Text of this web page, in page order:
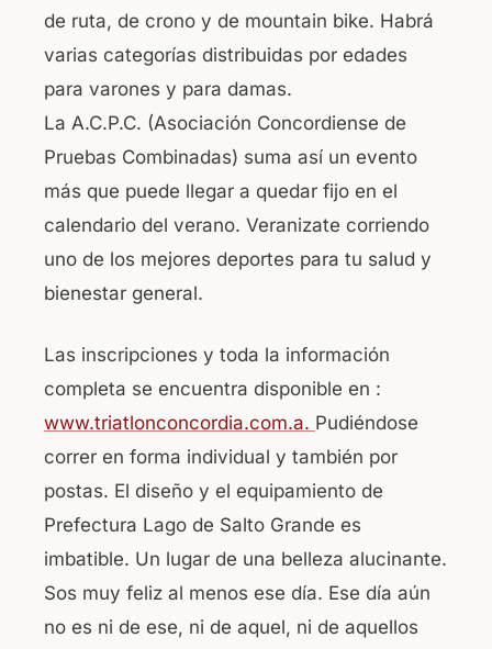
de ruta, de crono y de mountain bike. Habrá
varias categorías distribuidas por edades
para varones y para damas.
La A.C.P.C. (Asociación Concordiense de
Pruebas Combinadas) suma así un evento
más que puede llegar a quedar fijo en el
calendario del verano. Veranizate corriendo
uno de los mejores deportes para tu salud y
bienestar general.
Las inscripciones y toda la información
completa se encuentra disponible en :
www.triatlonconcordia.com.a. Pudiéndose
correr en forma individual y también por
postas. El diseño y el equipamiento de
Prefectura Lago de Salto Grande es
imbatible. Un lugar de una belleza alucinante.
Sos muy feliz al menos ese día. Ese día aún
no es ni de ese, ni de aquel, ni de aquellos